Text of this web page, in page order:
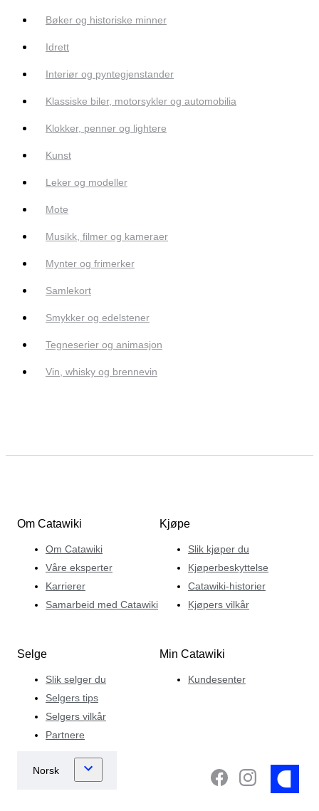
Bøker og historiske minner
Idrett
Interiør og pyntegjenstander
Klassiske biler, motorsykler og automobilia
Klokker, penner og lightere
Kunst
Leker og modeller
Mote
Musikk, filmer og kameraer
Mynter og frimerker
Samlekort
Smykker og edelstener
Tegneserier og animasjon
Vin, whisky og brennevin
Om Catawiki
Om Catawiki
Våre eksperter
Karrierer
Samarbeid med Catawiki
Kjøpe
Slik kjøper du
Kjøperbeskyttelse
Catawiki-historier
Kjøpers vilkår
Selge
Slik selger du
Selgers tips
Selgers vilkår
Partnere
Min Catawiki
Kundesenter